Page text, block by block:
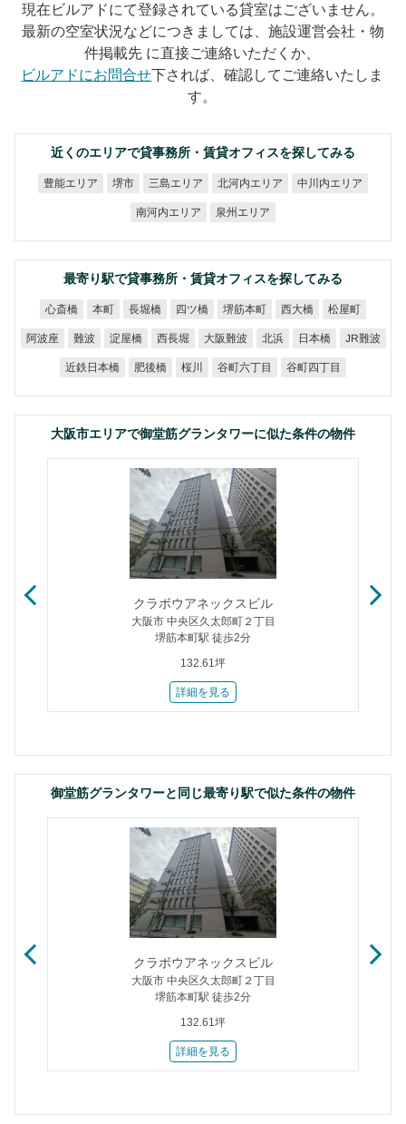
現在ビルアドにて登録されている貸室はございません。
最新の空室状況などにつきましては、施設運営会社・物
件掲載先 に直接ご連絡いただくか、
ビルアドにお問合せ下されば、確認してご連絡いたしま
す。
近くのエリアで貸事務所・賃貸オフィスを探してみる
豊能エリア 堺市 三島エリア 北河内エリア 中川内エリア
南河内エリア 泉州エリア
最寄り駅で貸事務所・賃貸オフィスを探してみる
心斎橋 本町 長堀橋 四ツ橋 堺筋本町 西大橋 松屋町
阿波座 難波 淀屋橋 西長堀 大阪難波 北浜 日本橋 JR難波
近鉄日本橋 肥後橋 桜川 谷町六丁目 谷町四丁目
大阪市エリアで御堂筋グランタワーに似た条件の物件
クラボウアネックスビル
大阪市 中央区久太郎町２丁目
堺筋本町駅 徒歩2分
132.61坪
詳細を見る
御堂筋グランタワーと同じ最寄り駅で似た条件の物件
クラボウアネックスビル
大阪市 中央区久太郎町２丁目
堺筋本町駅 徒歩2分
132.61坪
詳細を見る